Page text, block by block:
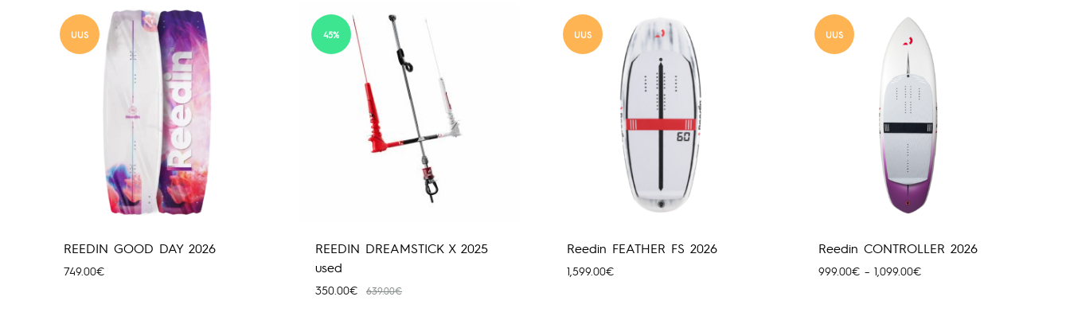
UUS
REEDIN GOOD DAY 2026
749.00€
45%
REEDIN DREAMSTICK X 2025
used
350.00€ 639.00€
UUS
Reedin FEATHER FS 2026
1,599.00€
UUS
Reedin CONTROLLER 2026
999.00€ – 1,099.00€Hinnavahemik: